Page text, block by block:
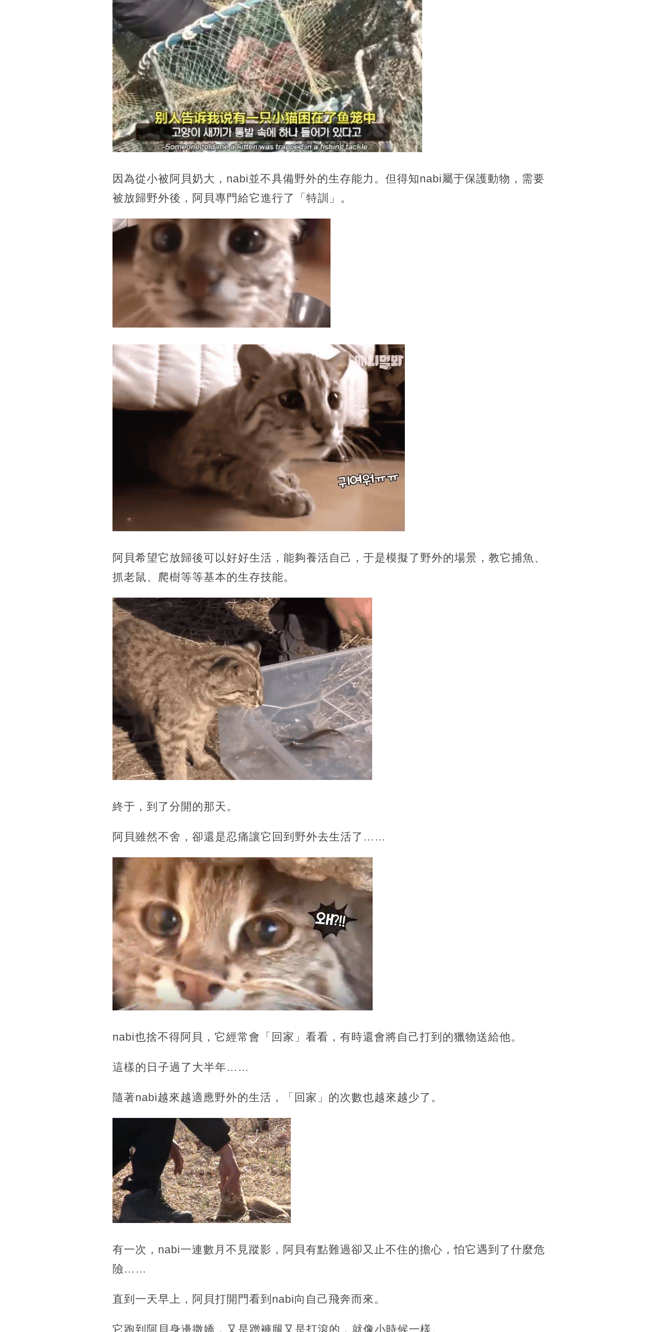
因為從小被阿貝奶大，nabi並不具備野外的生存能力。但得知nabi屬于保護動物，需要
被放歸野外後，阿貝專門給它進行了「特訓」。
阿貝希望它放歸後可以好好生活，能夠養活自己，于是模擬了野外的場景，教它捕魚、
抓老鼠、爬樹等等基本的生存技能。
終于，到了分開的那天。
阿貝雖然不舍，卻還是忍痛讓它回到野外去生活了……
nabi也捨不得阿貝，它經常會「回家」看看，有時還會將自己打到的獵物送給他。
這樣的日子過了大半年……
隨著nabi越來越適應野外的生活，「回家」的次數也越來越少了。
有一次，nabi一連數月不見蹤影，阿貝有點難過卻又止不住的擔心，怕它遇到了什麼危
險……
直到一天早上，阿貝打開門看到nabi向自己飛奔而來。
它跑到阿貝身邊撒嬌，又是蹭褲腿又是打滾的，就像小時候一樣。